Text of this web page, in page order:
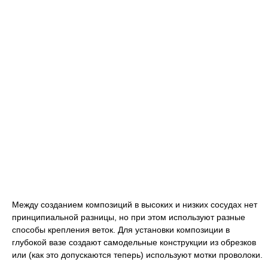
Между созданием композиций в высоких и низких сосудах нет
принципиальной разницы, но при этом используют разные
способы крепления веток. Для установки композиции в
глубокой вазе создают самодельные конструкции из обрезков
или (как это допускаются теперь) используют мотки проволоки.